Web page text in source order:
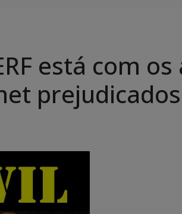
está com
prejudicados